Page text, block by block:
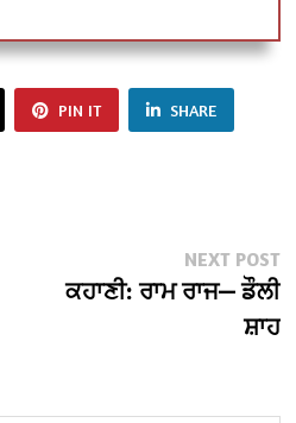
PIN IT SHARE
NEXT POST
ਕਹਾਣੀ: ਰਾਮ ਰਾਜ— ਡੌਲੀ
ਸ਼ਾਹ